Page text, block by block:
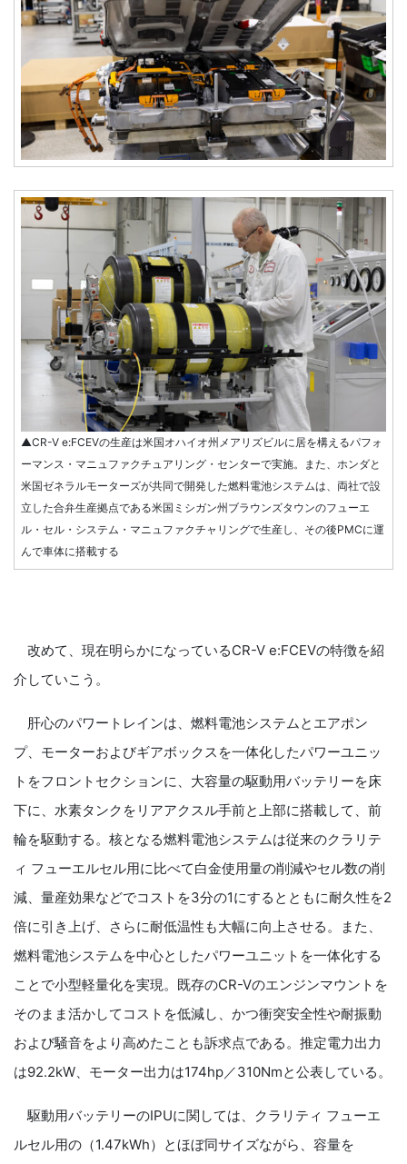
▲CR-V e:FCEVの生産は米国オハイオ州メアリズビルに居を構えるパフォ
ーマンス・マニュファクチュアリング・センターで実施。また、ホンダと
米国ゼネラルモーターズが共同で開発した燃料電池システムは、両社で設
立した合弁生産拠点である米国ミシガン州ブラウンズタウンのフューエ
ル・セル・システム・マニュファクチャリングで生産し、その後PMCに運
んで車体に搭載する
改めて、現在明らかになっているCR-V e:FCEVの特徴を紹
介していこう。
肝心のパワートレインは、燃料電池システムとエアポン
プ、モーターおよびギアボックスを一体化したパワーユニッ
トをフロントセクションに、大容量の駆動用バッテリーを床
下に、水素タンクをリアアクスル手前と上部に搭載して、前
輪を駆動する。核となる燃料電池システムは従来のクラリテ
ィ フューエルセル用に比べて白金使用量の削減やセル数の削
減、量産効果などでコストを3分の1にするとともに耐久性を2
倍に引き上げ、さらに耐低温性も大幅に向上させる。また、
燃料電池システムを中心としたパワーユニットを一体化する
ことで小型軽量化を実現。既存のCR-Vのエンジンマウントを
そのまま活かしてコストを低減し、かつ衝突安全性や耐振動
および騒音をより高めたことも訴求点である。推定電力出力
は92.2kW、モーター出力は174hp／310Nmと公表している。
駆動用バッテリーのIPUに関しては、クラリティ フューエ
ルセル用の（1.47kWh）とほぼ同サイズながら、容量を